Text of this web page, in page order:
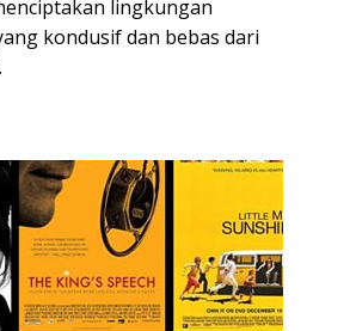
lingkungan
kondusif dan bebas dari